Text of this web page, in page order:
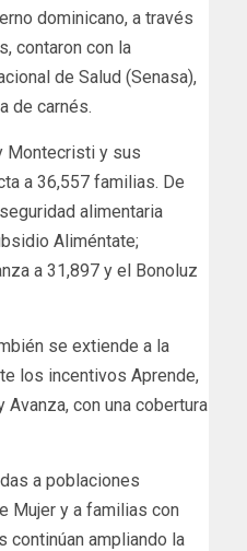
dominicano, a través
contaron con la
de Salud (Senasa),
de carnés.
Montecristi y sus
a 36,557 familias. De
alimentaria
Aliméntate;
a 31,897 y el Bonoluz
se extiende a la
los incentivos Aprende,
con una cobertura
a poblaciones
Mujer y a familias con
continúan ampliando la